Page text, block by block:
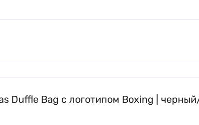
Duffle Bag с логотипом Boxing |